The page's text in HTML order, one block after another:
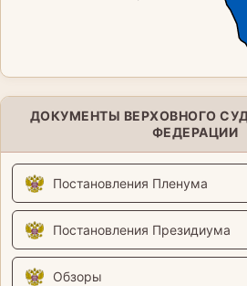
ДОКУМЕНТЫ ВЕРХОВНОГО
ФЕДЕРАЦИИ
Постановления Пленума
Постановления Президиума
Обзоры